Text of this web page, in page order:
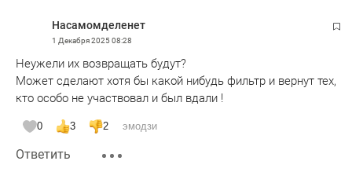
С 2023 — руководитель филиала фонда
«Защитники Отечества» в РТ.
Насамомделенет
1 Декабря 202508:28
Неужели их возвращать будут?
Может сделают хотя бы какой нибудь фильтр и вернут тех,
кто особо не участвовал и был вдали !
0 3 2 эмодзи
Ответить